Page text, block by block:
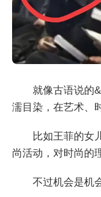
就像古语说的
濡目染，在艺术、
比如王菲的女
尚活动，对时尚的
不过机会是机